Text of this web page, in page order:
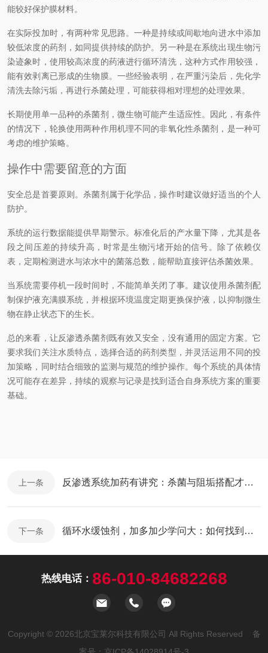
能较好保护膜材料。
在实际投加时，有两种常见思路。一种是持续或间歇地向进水中添加
较低浓度的药剂，如同提供持续的防护。另一种是在系统出现生物污
染迹象时，使用较高浓度的药液进行循环清洗，这种方式作用较强，
能有效剥离已形成的生物膜。一些经验表明，在严重污染后，先化学
清洗去除污垢，再进行杀菌处理，可能获得相对理想的处理效果。
长期使用单一品种的杀菌剂，微生物可能产生适应性。因此，有条件
的情况下，轮换使用两种作用机理不同的非氧化性杀菌剂，是一种可
考虑的维护策略。
操作中需要留意的方面
安全总是首要原则。杀菌剂属于化学品，操作时建议做好适当的个人
防护。
系统的运行数据能提供早期警示。标准化后的产水量下降，尤其是各
段之间压差的持续升高，时常是生物污堵开始的信号。除了依赖仪
表，定期检测进水与浓水中的菌落总数，能帮助直接评估杀菌效果。
当系统需要停机一段时间时，不能简单关闭了事。建议使用杀菌剂配
制保护液充满膜系统，并根据环境温度定期更换保护液，以抑制微生
物在静止状态下的生长。
总的来看，让反渗透杀菌剂既有效又安全，没有通用的固定方案。它
要求我们关注水质特点，选择合适的药剂类型，并灵活运用不同的投
加策略，同时结合细致的监测与规范的维护操作。每个系统的具体情
况可能存在差异，持续的观察与记录是找到适合自身系统方案的重要
基础。
上一条 反渗透系统加药有讲究：杀菌与阻垢搭配才稳妥
下一条 循环水缓蚀剂，加多加少学问大：如何找到那个“黄金平衡点”？
热线电话： 86-010-84682268
Copyright © 2026北京宝莱尔科技有限公司 All Rights Reserved 备